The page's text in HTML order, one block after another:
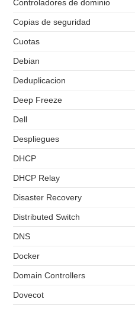
Controladores de dominio
Copias de seguridad
Cuotas
Debian
Deduplicacion
Deep Freeze
Dell
Despliegues
DHCP
DHCP Relay
Disaster Recovery
Distributed Switch
DNS
Docker
Domain Controllers
Dovecot